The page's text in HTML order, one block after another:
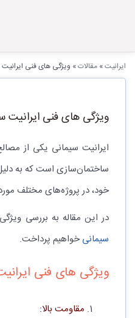
ایرانیت» مقالات» ویژگی های فنی
ویژگی های فنی ایرانیت
ایرانیت سیمانی یکی از
ساختمان‌سازی است که به
خود، در پروژه‌های مختلف
در این مقاله به بررسی
سیمانی خواهیم پرداخت.
ویژگی های فنی
مقاومت بالا: